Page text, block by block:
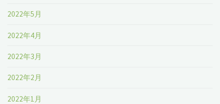
2022年5月
2022年4月
2022年3月
2022年2月
2022年1月